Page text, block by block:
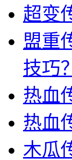
超变
盟重
技巧？
热血
热血
木瓜